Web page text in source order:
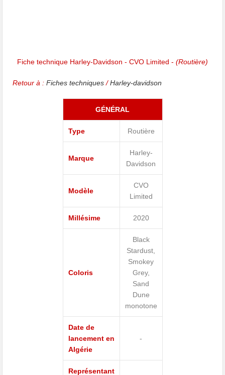
Fiche technique Harley-Davidson - CVO Limited - (Routière)
Retour à :Fiches techniques/Harley-davidson
GÉNÉRAL
Type Routière
Marque
Harley-
Davidson
Modèle
CVO
Limited
Millésime 2020
Coloris
Black
Stardust,
Smokey
Grey,
Sand
Dune
monotone
Date de
lancement en
Algérie
-
Représentant